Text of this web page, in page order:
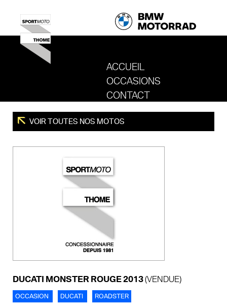
ACCUEIL
REVENIR AU SITE DE SPORT MOTO
OCCASIONS
CONTACT
VOIR TOUTES NOS MOTOS
DUCATI MONSTER ROUGE 2013(VENDUE)
OCCASION DUCATI ROADSTER